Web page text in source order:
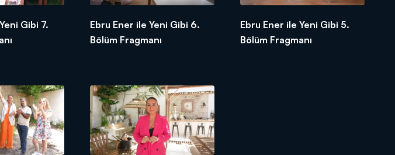
Gibi 7.
Ebru Ener ile Yeni Gibi 6.
Bölüm Fragmanı
Ebru Ener ile Yeni Gibi 5.
Bölüm Fragmanı